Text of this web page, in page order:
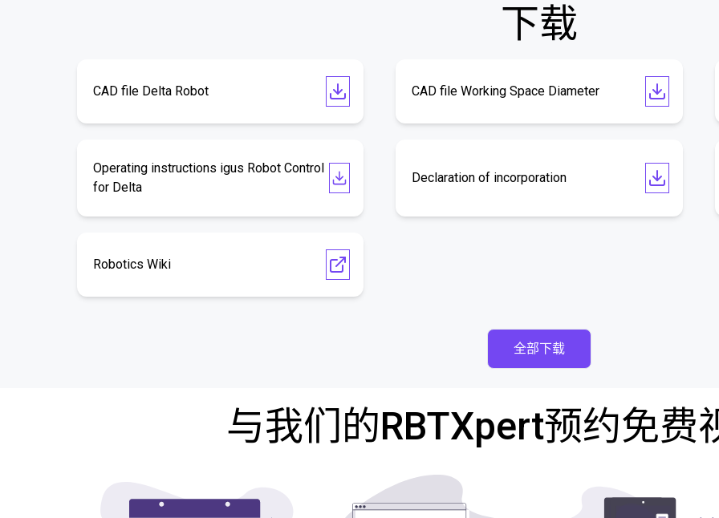
下载
CAD file Delta Robot CAD file Working Space Diameter
Operating instructions igus Robot Control
for Delta
Declaration of incorporation
Robotics Wiki
全部下载
与我们的RBTXpert预约免费